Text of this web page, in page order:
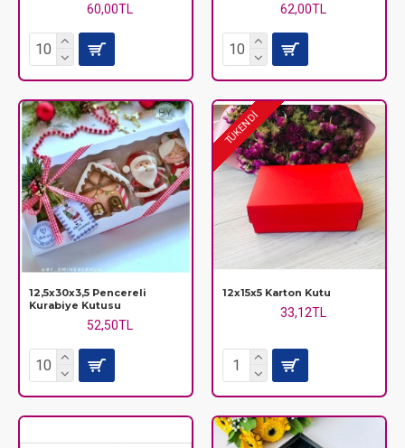
60,00TL 62,00TL
12,5x30x3,5 Pencereli
Kurabiye Kutusu
52,50TL
TÜKENDİ
12x15x5 Karton Kutu
33,12TL